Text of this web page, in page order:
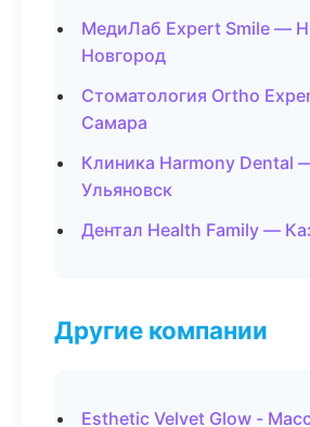
МедиЛаб Expert Smile —
Новгород
Стоматология Ortho
Самара
Клиника Harmony Dental
Ульяновск
Дентал Health Family —
Другие компании
Esthetic Velvet Glow -